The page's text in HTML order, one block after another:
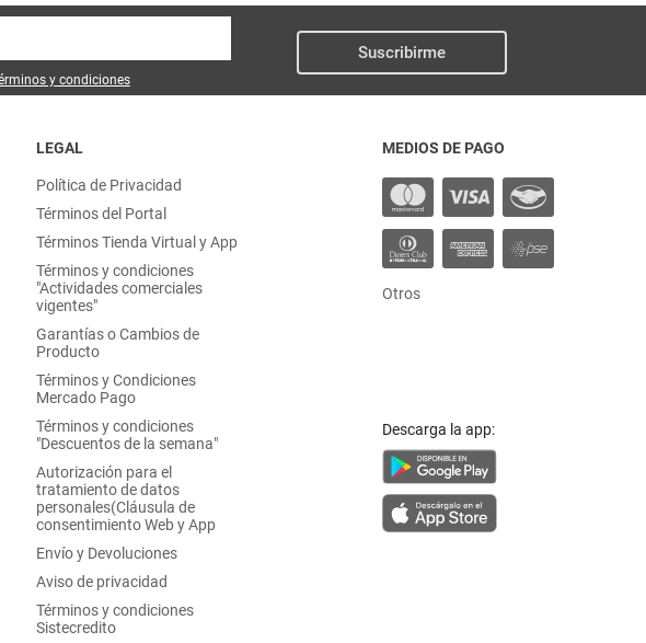
y condiciones
Suscribirme
LEGAL
Política de Privacidad
Términos del Portal
Términos Tienda Virtual y App
Términos y condiciones
"Actividades comerciales
vigentes"
Garantías o Cambios de
Producto
Términos y Condiciones
Mercado Pago
Términos y condiciones
"Descuentos de la semana"
Autorización para el
tratamiento de datos
personales(Cláusula de
consentimiento Web y App
Envío y Devoluciones
Aviso de privacidad
Términos y condiciones
Sistecredito
MEDIOS DE PAGO
Otros
Descarga la app: